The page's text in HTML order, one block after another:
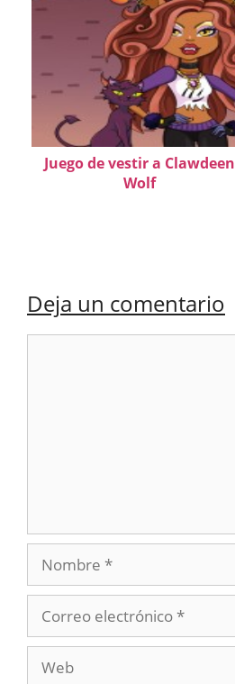
Juego de vestir a Clawdeen
Wolf
Deja un comentario
Nombre
electrónico